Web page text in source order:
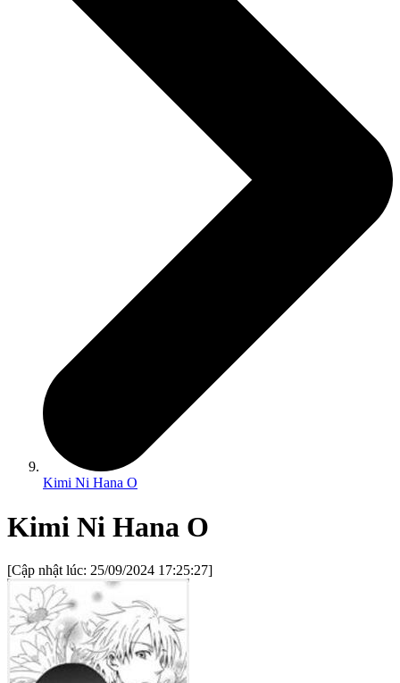
Kimi Ni Hana O
Kimi Ni Hana O
[Cập nhật lúc: 25/09/2024 17:25:27]